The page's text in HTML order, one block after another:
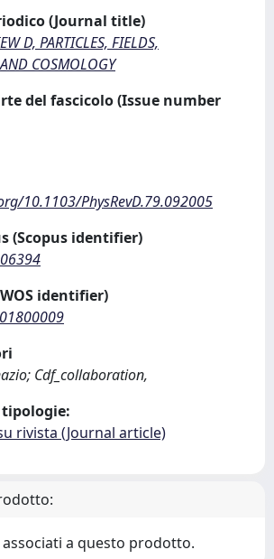
(Journal title)
D, PARTICLES, FIELDS,
COSMOLOGY
del fascicolo (Issue number
10.1103/PhysRevD.79.092005
(Scopus identifier)
identifier)
Cdf_collaboration,
rivista (Journal article)
a questo prodotto.